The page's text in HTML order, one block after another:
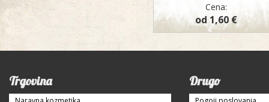
Cena:
od 1,60 €
Trgovina Drugo